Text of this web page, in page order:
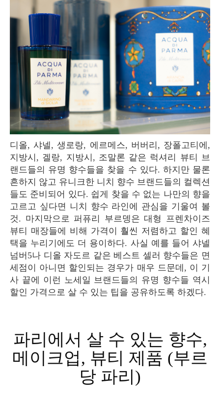
디올, 샤넬, 생로랑, 에르메스, 버버리, 장폴고티에,
지방시, 겔랑, 지방시, 조말론 같은 럭셔리 뷰티 브
랜드들의 유명 향수들을 찾을 수 있다. 하지만 물론
흔하지 않고 유니크한 니치 향수 브랜드들의 컬렉션
들도 준비되어 있다. 쉽게 찾을 수 없는 나만의 향을
고르고 싶다면 니치 향수 라인에 관심을 기울여 볼
것. 마지막으로 퍼퓨리 부르뎅은 대형 프렌차이즈
뷰티 매장들에 비해 가격이 훨씬 저렴하고 할인 혜
택을 누리기에도 더 용이하다. 사실 예를 들어 샤넬
넘버5나 디올 자도르 같은 베스트 셀러 향수들은 면
세점이 아니면 할인되는 경우가 매우 드문데, 이 기
사 끝에 이런 노세일 브랜드들의 유명 향수들 역시
할인 가격으로 살 수 있는 팁을 공유하도록 하겠다.
파리에서 살 수 있는 향수,
메이크업, 뷰티 제품 (부르
당 파리)